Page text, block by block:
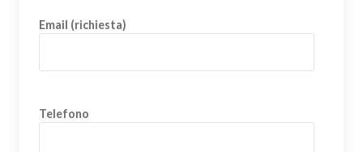
Email (richiesta)
Telefono